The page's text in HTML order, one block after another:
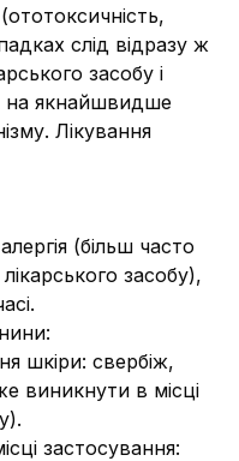
слід відразу ж
засобу і
на якнайшвидше
Лікування
(більш часто
засобу),
шкіри: свербіж,
виникнути в місці
застосування: